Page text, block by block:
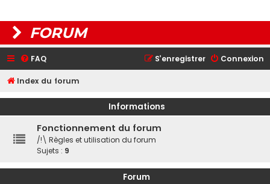
FORUM
FAQ Connexion
S’enregistrer
Index du forum
Informations
Fonctionnement du forum
/!\ Règles et utilisation du forum
Sujets : 9
Forum